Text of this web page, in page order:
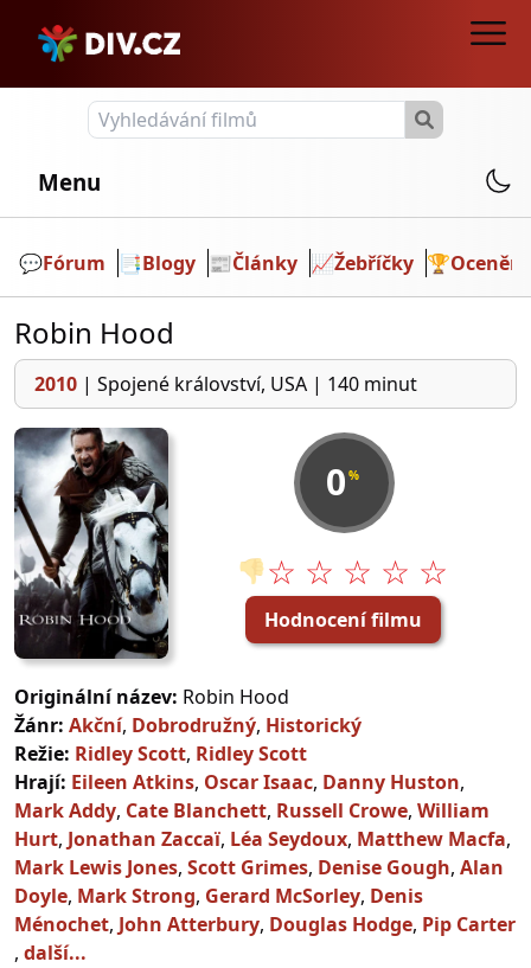
Menu
💬️Fórum 📑Blogy 📰Články 📈Žebříčky 🏆Ocenění
Robin Hood
2010 | Spojené království, USA | 140 minut
0 %
👎☆ ☆ ☆ ☆ ☆
Hodnocení filmu
Originální název: Robin Hood
Žánr: Akční, Dobrodružný, Historický
Režie: Ridley Scott, Ridley Scott
Hrají: Eileen Atkins, Oscar Isaac, Danny Huston,
Mark Addy, Cate Blanchett, Russell Crowe, William
Hurt, Jonathan Zaccaï, Léa Seydoux, Matthew Macfa,
Mark Lewis Jones, Scott Grimes, Denise Gough, Alan
Doyle, Mark Strong, Gerard McSorley, Denis
Ménochet, John Atterbury, Douglas Hodge, Pip Carter
, další...